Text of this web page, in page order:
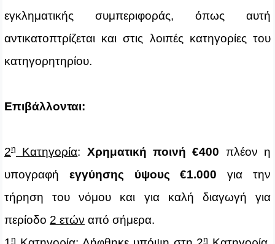
εγκληματικής συμπεριφοράς, όπως αυτή
αντικατοπτρίζεται και στις λοιπές κατηγορίες του
κατηγορητηρίου.
Επιβάλλονται:
2η Κατηγορία: Χρηματική ποινή €400 πλέον η
υπογραφή εγγύησης ύψους €1.000για την
τήρηση του νόμου και για καλή διαγωγή για
περίοδο 2 ετών από σήμερα.
η η